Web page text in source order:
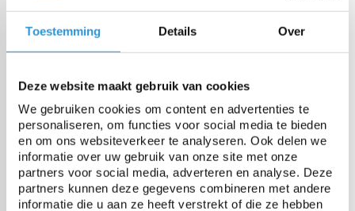
Toestemming Details Over
Deze website maakt gebruik van cookies
We gebruiken cookies om content en advertenties te
personaliseren, om functies voor social media te bieden
en om ons websiteverkeer te analyseren. Ook delen we
informatie over uw gebruik van onze site met onze
partners voor social media, adverteren en analyse. Deze
partners kunnen deze gegevens combineren met andere
informatie die u aan ze heeft verstrekt of die ze hebben
Dikte 500 micron (+/- 10%)
Gewicht 460 gr/m² (+/-10%)
UV gestabiliseerd
Standaard 0,6% additief UV +
0,9% additief
Temperatuurbestendigheid -25 tot +70°C